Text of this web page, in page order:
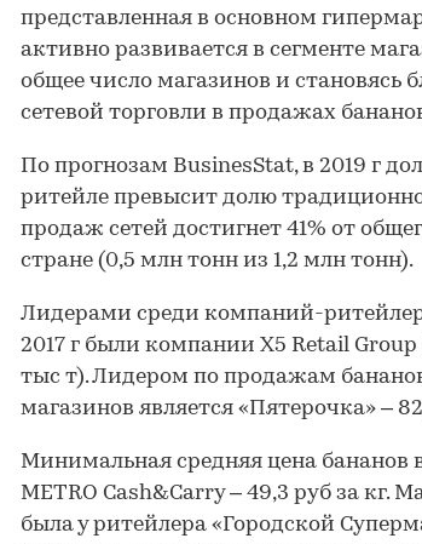
представленная в основном
активно развивается в сегменте
общее число магазинов и становясь
сетевой торговли в продажах
По прогнозам BusinesStat, в 2019 г
ритейле превысит долю
продаж сетей достигнет 41% от
стране (0,5 млн тонн из 1,2 млн тонн).
Лидерами среди компаний-
2017 г были компании X5 Retail Group
тыс т). Лидером по продажам
магазинов является «Пятерочка» –
Минимальная средняя цена бананов
METRO Cash&Carry – 49,3 руб за кг.
была у ритейлера «Городской